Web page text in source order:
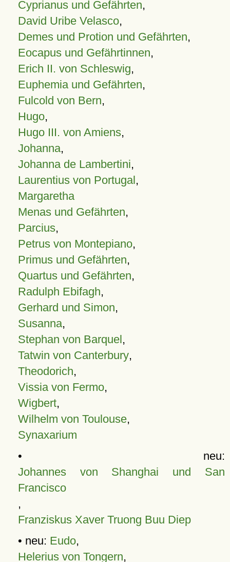
Cyprianus und Gefährten,
David Uribe Velasco,
Demes und Protion und Gefährten,
Eocapus und Gefährtinnen,
Erich II. von Schleswig,
Euphemia und Gefährten,
Fulcold von Bern,
Hugo,
Hugo III. von Amiens,
Johanna,
Johanna de Lambertini,
Laurentius von Portugal,
Margaretha
Menas und Gefährten,
Parcius,
Petrus von Montepiano,
Primus und Gefährten,
Quartus und Gefährten,
Radulph Ebifagh,
Gerhard und Simon,
Susanna,
Stephan von Barquel,
Tatwin von Canterbury,
Theodorich,
Vissia von Fermo,
Wigbert,
Wilhelm von Toulouse,
Synaxarium
• neu:
Johannes von Shanghai und San
Francisco
,
Franziskus Xaver Truong Buu Diep
• neu: Eudo,
Helerius von Tongern,